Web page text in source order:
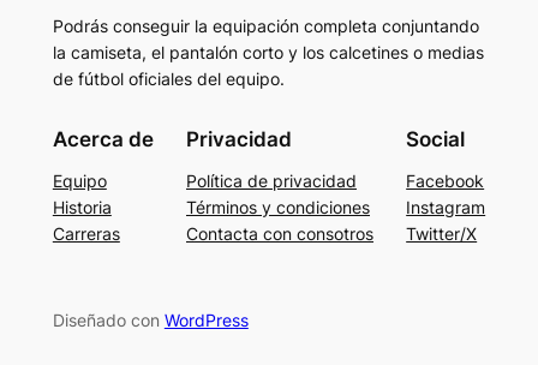
Podrás conseguir la equipación completa conjuntando
la camiseta, el pantalón corto y los calcetines o medias
de fútbol oficiales del equipo.
Acerca de
Equipo
Historia
Carreras
Privacidad
Política de privacidad
Términos y condiciones
Contacta con consotros
Social
Facebook
Instagram
Twitter/X
Diseñado con WordPress